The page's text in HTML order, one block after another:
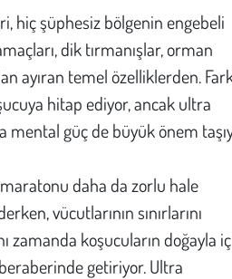
hiç şüphesiz bölgenin engebeli
dik tırmanışlar, orman
ayıran temel özelliklerden.
hitap ediyor, ancak ultra
mental güç de büyük önem
maratonu daha da zorlu hale
vücutlarının sınırlarını
zamanda koşucuların doğayla
beraberinde getiriyor. Ultra